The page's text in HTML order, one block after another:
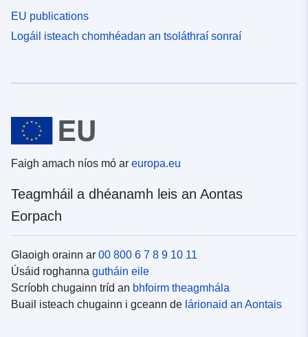
EU publications
Logáil isteach chomhéadan an tsoláthraí sonraí
Faigh amach níos mó ar europa.eu
Teagmháil a dhéanamh leis an Aontas
Eorpach
Glaoigh orainn ar 00 800 6 7 8 9 10 11
Úsáid roghanna gutháin eile
Scríobh chugainn tríd an bhfoirm theagmhála
Buail isteach chugainn i gceann de lárionaid an Aontais